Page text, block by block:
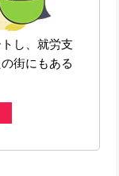
し、就労支
街にもある